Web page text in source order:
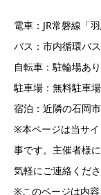
電車：JR常磐線「
バス：市内循環バ
自転車：駐輪場あり
駐車場：無料駐車
宿泊：近隣の石岡
※本ページは当サ
事です。主催者様
気軽にご連絡くださ
※このページは内